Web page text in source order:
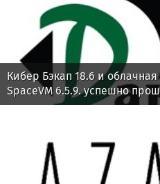
Кибер Бэкап 18.6 и
SpaceVM 6.5.9. успешно
совместимость